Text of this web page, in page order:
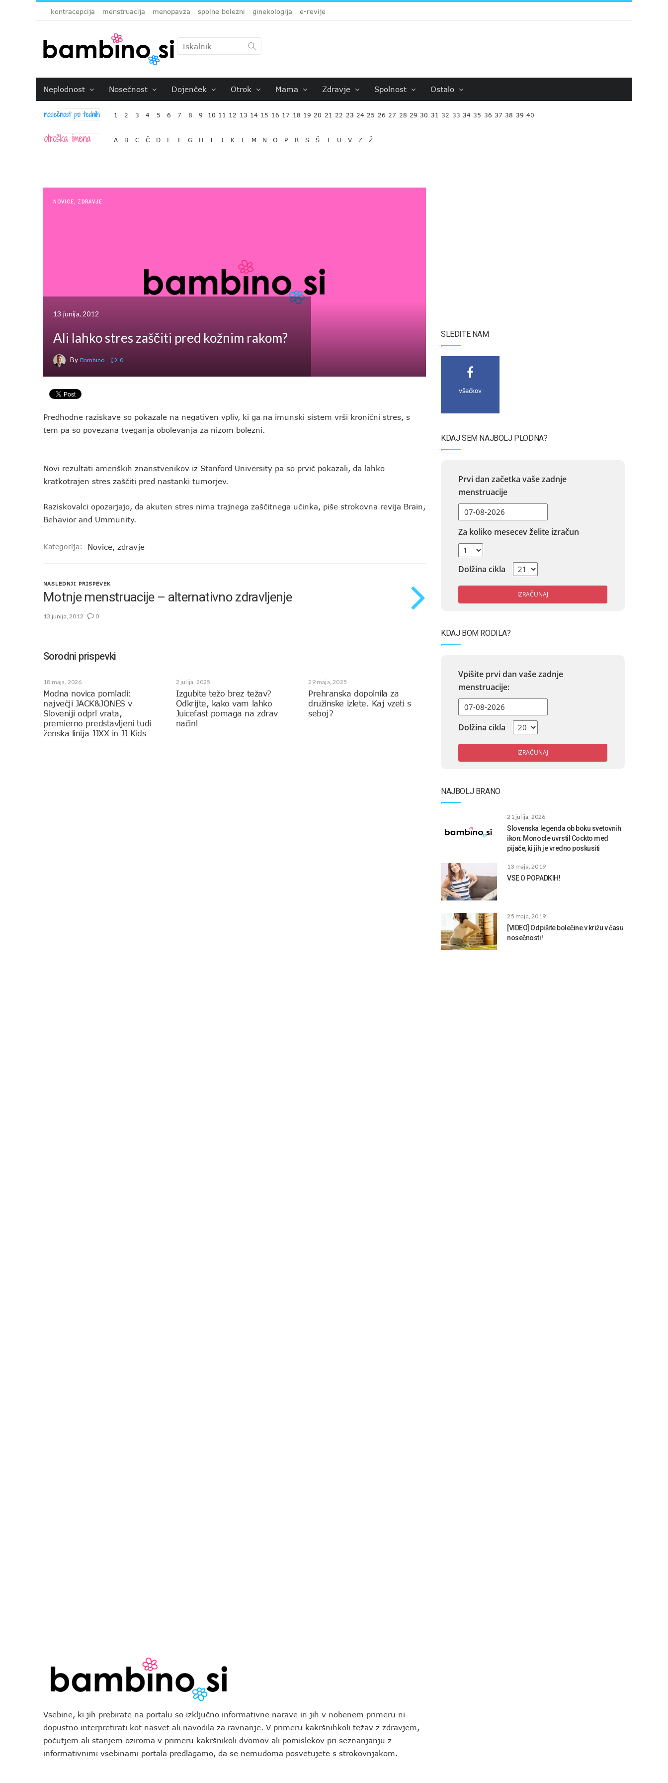
kontracepcija menstruacija menopavza spolne bolezni ginekologija e-revije
Neplodnost Nosečnost Dojenček Otrok Mama Zdravje Spolnost Ostalo
1 2 3 4 5 6 7 8 9 10 11 12 13 14 15 16 17 18 19 20 21 22 23 24 25 26 27 28 29 30 31 32 33 34 35 36 37 38 39 40
A B C Č D E F G H I J K L M N O P R S Š T U V Z Ž
NOVICE ZDRAVJE
13 junija, 2012
Ali lahko stres zaščiti pred kožnim rakom?
By Bambino 0
Predhodne raziskave so pokazale na negativen vpliv, ki ga na imunski sistem vrši kronični stres, s
tem pa so povezana tveganja obolevanja za nizom bolezni.
Novi rezultati ameriških znanstvenikov iz Stanford University pa so prvič pokazali, da lahko
kratkotrajen stres zaščiti pred nastanki tumorjev.
Raziskovalci opozarjajo, da akuten stres nima trajnega zaščitnega učinka, piše strokovna revija Brain,
Behavior and Ummunity.
Kategorija: Novice, zdravje
NASLEDNJI PRISPEVEK
Motnje menstruacije – alternativno zdravljenje
13 junija, 2012 0
Sorodni prispevki
18 maja, 2026
Modna novica pomladi:
največji JACK&JONES v
Sloveniji odprl vrata,
premierno predstavljeni tudi
ženska linija JJXX in JJ Kids
2 julija, 2025
Izgubite težo brez težav?
Odkrijte, kako vam lahko
Juicefast pomaga na zdrav
način!
29 maja, 2025
Prehranska dopolnila za
družinske izlete. Kaj vzeti s
seboj?
SLEDITE NAM
všečkov
KDAJ SEM NAJBOLJ PLODNA?
Prvi dan začetka vaše zadnje
menstruacije
Za koliko mesecev želite izračun
Dolžina cikla
IZRAČUNAJ
KDAJ BOM RODILA?
Vpišite prvi dan vaše zadnje
menstruacije:
Dolžina cikla
IZRAČUNAJ
NAJBOLJ BRANO
21 julija, 2026
Slovenska legenda ob boku svetovnih
ikon: Monocle uvrstil Cockto med
pijače, ki jih je vredno poskusiti
13 maja, 2019
VSE O POPADKIH!
25 maja, 2019
[VIDEO] Odpišite bolečine v križu v času
nosečnosti!
Vsebine, ki jih prebirate na portalu so izključno informativne narave in jih v nobenem primeru ni
dopustno interpretirati kot nasvet ali navodila za ravnanje. V primeru kakršnihkoli težav z zdravjem,
počutjem ali stanjem oziroma v primeru kakršnikoli dvomov ali pomislekov pri seznanjanju z
informativnimi vsebinami portala predlagamo, da se nemudoma posvetujete s strokovnjakom.